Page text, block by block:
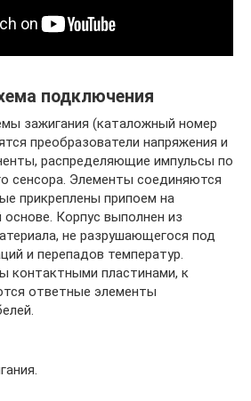
подключения
зажигания (каталожный номер
преобразователи напряжения и
распределяющие импульсы по
сенсора. Элементы соединяются
прикреплены припоем на
Корпус выполнен из
не разрушающегося под
и перепадов температур.
контактными пластинами, к
ответные элементы